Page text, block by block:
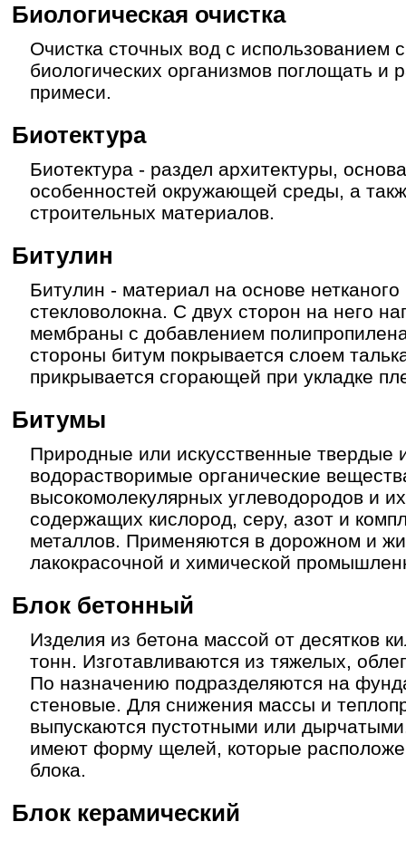
Биологическая очистка
Очистка сточных вод с использованием
биологических организмов поглощать и
примеси.
Биотектура
Биотектура - раздел архитектуры,
особенностей окружающей среды, а
строительных материалов.
Битулин
Битулин - материал на основе
стекловолокна. С двух сторон на него
мембраны с добавлением
стороны битум покрывается слоем
прикрывается сгорающей при укладке
Битумы
Природные или искусственные твердые
водорастворимые органические
высокомолекулярных углеводородов и
содержащих кислород, серу, азот и
металлов. Применяются в дорожном и
лакокрасочной и химической
Блок бетонный
Изделия из бетона массой от десятков
тонн. Изготавливаются из тяжелых,
По назначению подразделяются на
стеновые. Для снижения массы и
выпускаются пустотными или
имеют форму щелей, которые
блока.
Блок керамический